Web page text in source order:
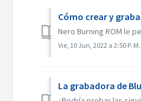
Cómo crear y
Nero Burning ROM le
Vie, 10 Jun, 2022 a 2:50 P. M.
La grabadora de